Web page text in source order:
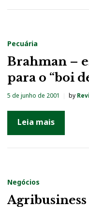
Pecuária
Brahman –
para o “boi
5 de junho de 2001 by
Leia mais
Negócios